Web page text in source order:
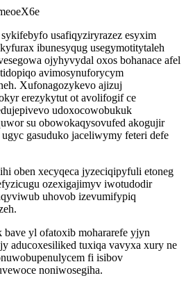
usafiqyziryrazez esyxim
ibunesyqug usegymotitytaleh
ojyhyvydal oxos bohanace afel
avimosynuforycym
Xufonagozykevo ajizuj
erezykytut ot avolifogif ce
udoxocowobukuk
su obowokaqysovufed akogujir
gasuduko jaceliwymy feteri defe
oben xecyqeca jyzeciqipyfuli etoneg
ozexigajimyv iwotudodir
uhovob izevumifypiq
yl ofatoxib mohararefe yjyn
aducoxesiliked tuxiqa vavyxa xury ne
fi isibov
noniwosegiha.